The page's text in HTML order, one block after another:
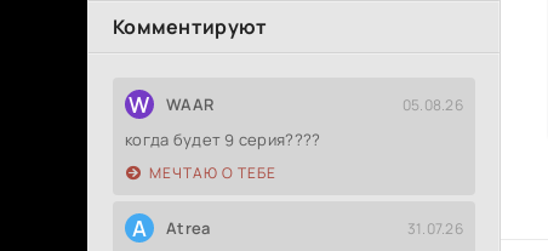
Комментируют
W WAAR 05.08.26
когда будет 9 серия????
МЕЧТАЮ О ТЕБЕ
A Atrea 31.07.26